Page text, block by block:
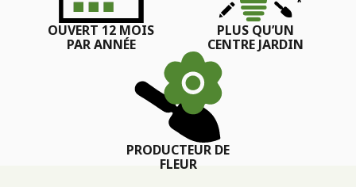
OUVERT 12 MOIS
PAR ANNÉE
PLUS QU’UN
CENTRE JARDIN
PRODUCTEUR DE
FLEUR